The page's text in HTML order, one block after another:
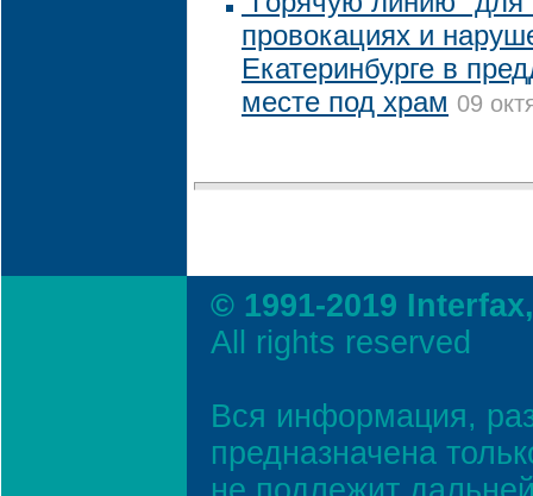
провокациях и
Екатеринбурге в
месте под храм 09
© 1991-2019
All rights reserved
Вся информация,
предназначена